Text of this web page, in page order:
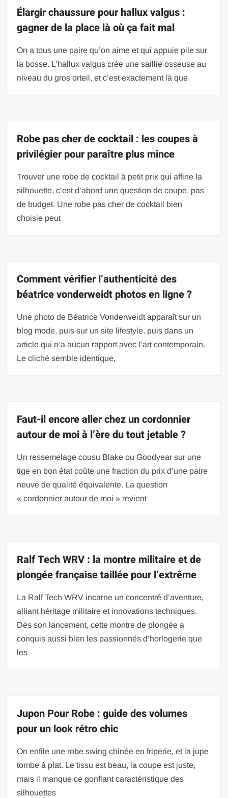
Élargir chaussure pour hallux valgus :
gagner de la place là où ça fait mal
On a tous une paire qu’on aime et qui appuie pile sur
la bosse. L’hallux valgus crée une saillie osseuse au
niveau du gros orteil, et c’est exactement là que
Robe pas cher de cocktail : les coupes à
privilégier pour paraître plus mince
Trouver une robe de cocktail à petit prix qui affine la
silhouette, c’est d’abord une question de coupe, pas
de budget. Une robe pas cher de cocktail bien
choisie peut
Comment vérifier l’authenticité des
béatrice vonderweidt photos en ligne ?
Une photo de Béatrice Vonderweidt apparaît sur un
blog mode, puis sur un site lifestyle, puis dans un
article qui n’a aucun rapport avec l’art contemporain.
Le cliché semble identique,
Faut-il encore aller chez un cordonnier
autour de moi à l’ère du tout jetable ?
Un ressemelage cousu Blake ou Goodyear sur une
tige en bon état coûte une fraction du prix d’une paire
neuve de qualité équivalente. La question
« cordonnier autour de moi » revient
Ralf Tech WRV : la montre militaire et de
plongée française taillée pour l’extrême
La Ralf Tech WRV incarne un concentré d’aventure,
alliant héritage militaire et innovations techniques.
Dès son lancement, cette montre de plongée a
conquis aussi bien les passionnés d’horlogerie que
les
Jupon Pour Robe : guide des volumes
pour un look rétro chic
On enfile une robe swing chinée en friperie, et la jupe
tombe à plat. Le tissu est beau, la coupe est juste,
mais il manque ce gonflant caractéristique des
silhouettes